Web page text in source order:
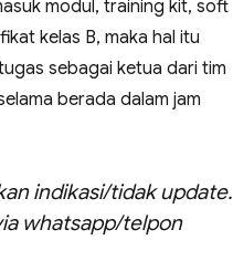
modul, training kit, soft
kelas B, maka hal itu
sebagai ketua dari tim
berada dalam jam
indikasi/tidak update.
whatsapp/telpon